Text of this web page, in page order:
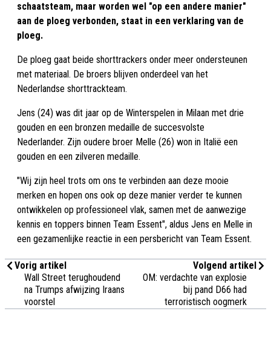
schaatsteam, maar worden wel "op een andere manier"
aan de ploeg verbonden, staat in een verklaring van de
ploeg.
De ploeg gaat beide shorttrackers onder meer ondersteunen
met materiaal. De broers blijven onderdeel van het
Nederlandse shorttrackteam.
Jens (24) was dit jaar op de Winterspelen in Milaan met drie
gouden en een bronzen medaille de succesvolste
Nederlander. Zijn oudere broer Melle (26) won in Italië een
gouden en een zilveren medaille.
"Wij zijn heel trots om ons te verbinden aan deze mooie
merken en hopen ons ook op deze manier verder te kunnen
ontwikkelen op professioneel vlak, samen met de aanwezige
kennis en toppers binnen Team Essent", aldus Jens en Melle in
een gezamenlijke reactie in een persbericht van Team Essent.
Vorig artikel
Wall Street terughoudend
na Trumps afwijzing Iraans
voorstel
Volgend artikel
OM: verdachte van explosie
bij pand D66 had
terroristisch oogmerk